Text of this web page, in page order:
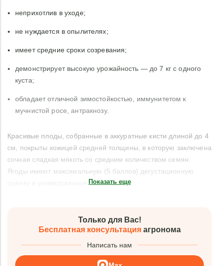
неприхотлив в уходе;
не нуждается в опылителях;
имеет средние сроки созревания;
демонстрирует высокую урожайность — до 7 кг с одного
куста;
обладает отличной зимостойкостью, иммунитетом к
мучнистой росе, антракнозу.
Красивые плоды, собранные в аккуратные кисти длиной до 4
см, покрыты кожицей средней толщины, в которую заключена
сочная сладкая мякоть со средним количеством семян.
Ягоды имеют максимальную (5 баллов) дегустационную
оценку и универсальное назначение.
Показать еще
Только для Вас!
Бесплатная консультацияагронома
Написать нам